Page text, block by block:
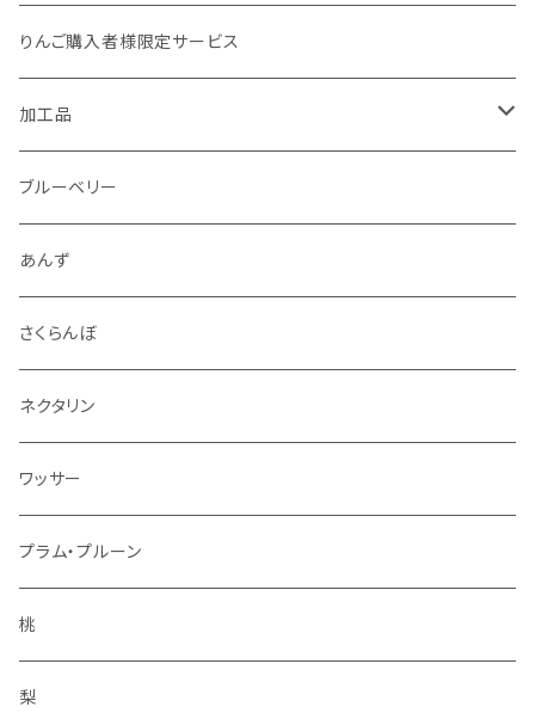
加工用
1kg
1.5kg～2kg
2.5kg～3kg
4.5kg～5kg
9kg～10kg
夏あかり
シナノリップ
サンつがる
秋映
シナノスイート
紅玉
シナノゴールド
ぐんま名月
王林
サンふじ
りんご購入者様限定サービス
加工品
ジュース
ジャム
スパイス
ドライフルーツ
アルコール
冷凍フルーツ
コンポート
ブルーベリー
あんず
さくらんぼ
ネクタリン
ワッサー
プラム・プルーン
桃
梨